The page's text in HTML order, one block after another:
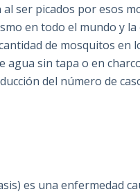
ser picados por esos
en todo el mundo y
de mosquitos en
agua sin tapa o en
del número de
es una enfermedad